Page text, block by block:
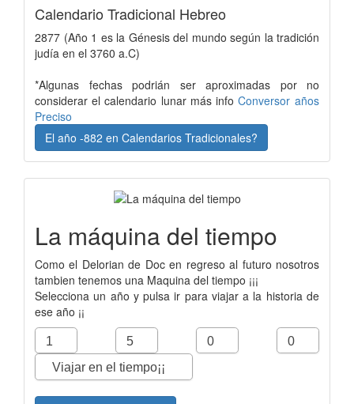
Calendario Tradicional Hebreo
2877 (Año 1 es la Génesis del mundo según la tradición
judía en el 3760 a.C)
*Algunas fechas podrián ser aproximadas por no
considerar el calendario lunar más info Conversor años
Preciso
El año -882 en Calendarios Tradicionales?
La máquina del tiempo
Como el Delorian de Doc en regreso al futuro nosotros
tambien tenemos una Maquina del tiempo ¡¡¡
Selecciona un año y pulsa ir para viajar a la historia de
ese año ¡¡